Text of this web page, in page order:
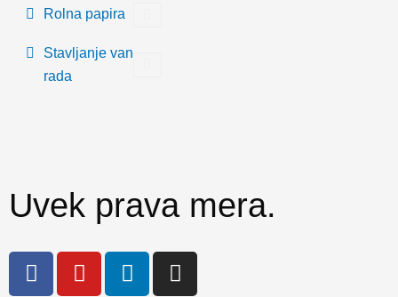
Rolna papira
Stavljanje van
rada
Uvek prava mera.
F
a
Y
o
L
i
I
n